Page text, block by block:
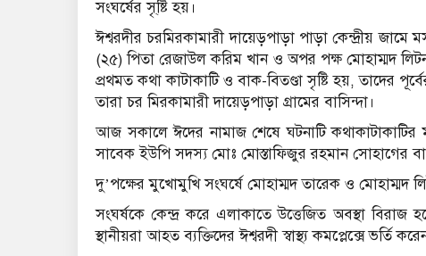
সংঘর্ষের সৃ্ষ্টি হয়।
ঈশ্বরদীর চরমিরকামারী দায়েড়পাড়া পাড়া কেন্দ্রীয়
(২৫) পিতা রেজাউল করিম খান ও অপর পক্ষ মোহাম্মদ
প্রথমত কথা কাটাকাটি ও বাক-বিতণ্ডা সৃষ্টি হয়, তাদের
তারা চর মিরকামারী দায়েড়পাড়া গ্রামের বাসিন্দা।
আজ সকালে ঈদের নামাজ শেষে ঘটনাটি কথাকাটাকাটির
সাবেক ইউপি সদস্য মোঃ মোস্তাফিজুর রহমান সোহাগের
দু’পক্ষের মুখোমুখি সংঘর্ষে মোহাম্মদ তারেক ও
সংঘর্ষকে কেন্দ্র করে এলাকাতে উত্তেজিত অবস্থা বিরাজ
স্থানীয়রা আহত ব্যক্তিদের ঈশ্বরদী স্বাস্থ্য কমপ্লেক্সে ভর্তি